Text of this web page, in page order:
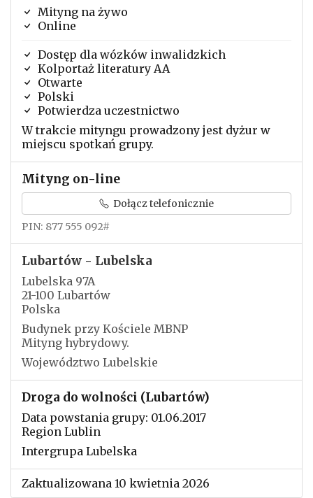
Mityng na żywo
Online
Dostęp dla wózków inwalidzkich
Kolportaż literatury AA
Otwarte
Polski
Potwierdza uczestnictwo
W trakcie mityngu prowadzony jest dyżur w
miejscu spotkań grupy.
Mityng on-line
Dołącz telefonicznie
PIN: ‪877 555 092#‬
Lubartów - Lubelska
Lubelska 97A
21-100 Lubartów
Polska
Budynek przy Kościele MBNP
Mityng hybrydowy.
Województwo Lubelskie
Droga do wolności (Lubartów)
Data powstania grupy: 01.06.2017
Region Lublin
Intergrupa Lubelska
Zaktualizowana 10 kwietnia 2026